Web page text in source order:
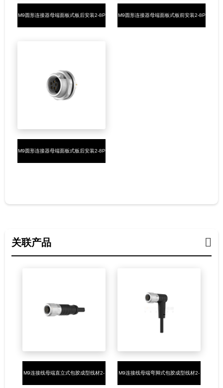
M9圆形连接器母端面板式板后安装2-8P M9圆形连接器母端面板式板前安装2-8P
M9圆形连接器母端面板式板后安装2-8P
关联产品
M9连接线母端直立式包胶成型线材2- M9连接线母端弯脚式包胶成型线材2-